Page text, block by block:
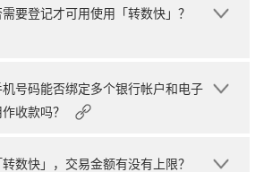
要登记才可用使用「转数快」？
号码能否绑定多个银行帐户和电子
收款吗？
数快」，交易金额有没有上限？